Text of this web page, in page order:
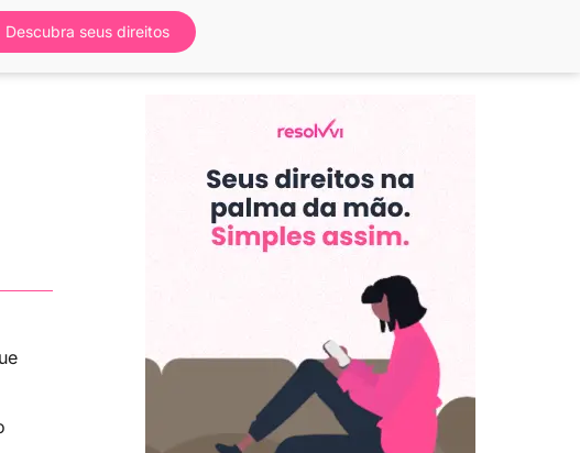
Descubra seus direitos